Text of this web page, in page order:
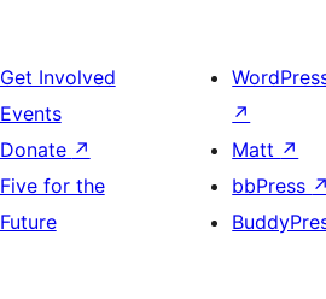
Get Involved
Events
Donate ↗
Five for the
Future
↗
Matt ↗
bbPress ↗